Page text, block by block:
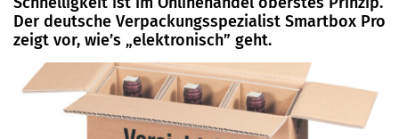
Der deutsche Verpackungsspezialist Smartbox Pro
zeigt vor, wie’s „elektronisch” geht.